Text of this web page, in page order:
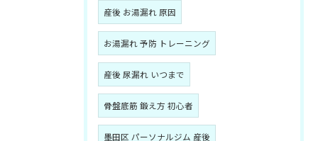
産後 お湯漏れ 原因
お湯漏れ 予防 トレーニング
産後 尿漏れ いつまで
骨盤底筋 鍛え方 初心者
墨田区 パーソナルジム 産後